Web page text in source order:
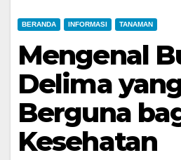
BERANDA INFORMASI TANAMAN
Mengenal
Delima
Berguna
Kesehatan